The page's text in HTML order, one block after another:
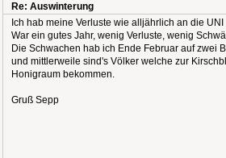
Re: Auswinterung
Ich hab meine Verluste wie alljährlich an die
War ein gutes Jahr, wenig Verluste, wenig
Die Schwachen hab ich Ende Februar auf zwei
und mittlerweile sind's Völker welche zur
Honigraum bekommen.
Gruß Sepp